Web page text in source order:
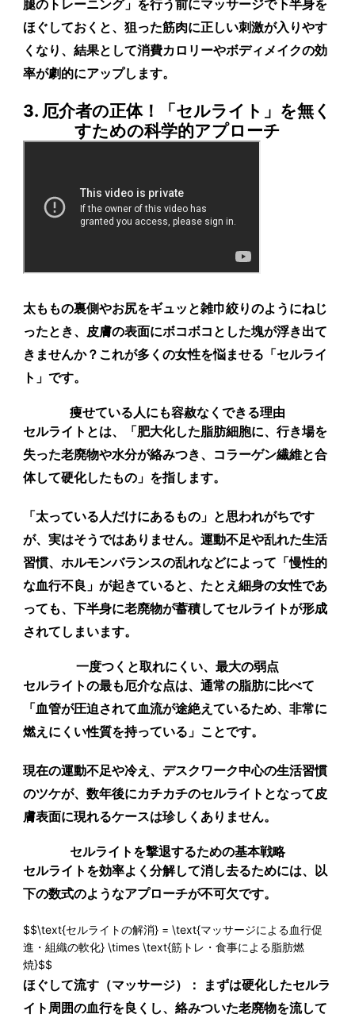
腿のトレーニング」を行う前にマッサージで下半身を
ほぐしておくと、狙った筋肉に正しい刺激が入りやす
くなり、結果として消費カロリーやボディメイクの効
率が劇的にアップします。
3. 厄介者の正体！「セルライト」を無く
すための科学的アプローチ
太ももの裏側やお尻をギュッと雑巾絞りのようにねじ
ったとき、皮膚の表面にボコボコとした塊が浮き出て
きませんか？これが多くの女性を悩ませる「セルライ
ト」です。
痩せている人にも容赦なくできる理由
セルライトとは、「肥大化した脂肪細胞に、行き場を
失った老廃物や水分が絡みつき、コラーゲン繊維と合
体して硬化したもの」を指します。
「太っている人だけにあるもの」と思われがちです
が、実はそうではありません。運動不足や乱れた生活
習慣、ホルモンバランスの乱れなどによって「慢性的
な血行不良」が起きていると、たとえ細身の女性であ
っても、下半身に老廃物が蓄積してセルライトが形成
されてしまいます。
一度つくと取れにくい、最大の弱点
セルライトの最も厄介な点は、通常の脂肪に比べて
「血管が圧迫されて血流が途絶えているため、非常に
燃えにくい性質を持っている」ことです。
現在の運動不足や冷え、デスクワーク中心の生活習慣
のツケが、数年後にカチカチのセルライトとなって皮
膚表面に現れるケースは珍しくありません。
セルライトを撃退するための基本戦略
セルライトを効率よく分解して消し去るためには、以
下の数式のようなアプローチが不可欠です。
$$\text{セルライトの解消} = \text{マッサージによる血行促
進・組織の軟化} \times \text{筋トレ・食事による脂肪燃
焼}$$
ほぐして流す（マッサージ）：
まずは硬化したセルラ
イト周囲の血行を良くし、絡みついた老廃物を流して